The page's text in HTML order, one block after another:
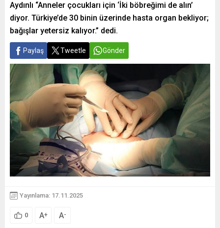
Aydınlı “Anneler çocukları için ‘İki böbreğimi de alın’
diyor. Türkiye’de 30 binin üzerinde hasta organ bekliyor;
bağışlar yetersiz kalıyor.” dedi.
Paylaş Tweetle Gönder
Yayınlama: 17.11.2025
0 A+ A-